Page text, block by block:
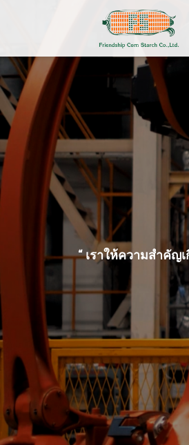
“ เราให้ความสำคั